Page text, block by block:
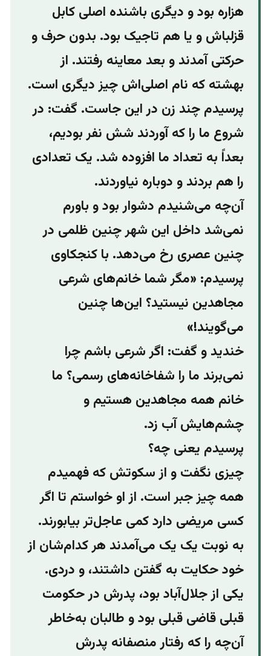
هزاره بود و دیگری باشنده اصلی کابل
قزلباش و یا هم تاجیک بود. بدون حرف و
حرکتی آمدند و بعد معاینه رفتند. از
بهشته که نام اصلی‌اش چیز دیگری است.
پرسیدم چند زن در این‌ جاست. گفت: در
شروع ما را که آوردند شش نفر بودیم،
بعداً به تعداد ما افزوده شد. یک تعدادی
را هم بردند و دوباره نیاوردند.
آن‌چه می‌شنیدم دشوار بود و باورم
نمی‌شد داخل این شهر چنین ظلمی در
چنین عصری رخ می‌دهد. با کنجکاوی
پرسیدم: «مگر شما خانم‌های شرعی
مجاهدین نیستید؟ این‌ها چنین
می‌گویند!»
خندید و گفت: اگر شرعی باشم چرا
نمی‌برند ما را شفاخانه‌های رسمی؟ ما
خانم همه مجاهدین هستیم و
چشم‌هایش آب زد.
پرسیدم یعنی چه؟
چیزی نگفت و از سکوتش که فهمیدم
همه چیز جبر است. از او خواستم تا اگر
کسی مریضی دارد کمی عاجل‌تر بیابورند.
به نوبت یک یک می‌آمدند هر کدام‌شان از
خود حکایت به گفتن داشتند، و دردی.
یکی از جلال‌آباد بود، پدرش در حکومت
قبلی قاضی قبلی بود و طالبان به‌خاطر
آن‌چه را که رفتار منصفانه پدرش